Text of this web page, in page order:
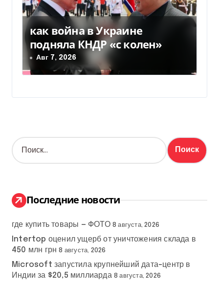
как война в Украине
подняла КНДР «с колен»
Авг 7, 2026
Н
а
:
Последние новости
где купить товары — ФОТО 8 августа, 2026
Intertop оценил ущерб от уничтожения склада в
450 млн грн 8 августа, 2026
Microsoft запустила крупнейший дата-центр в
Индии за $20,5 миллиарда 8 августа, 2026